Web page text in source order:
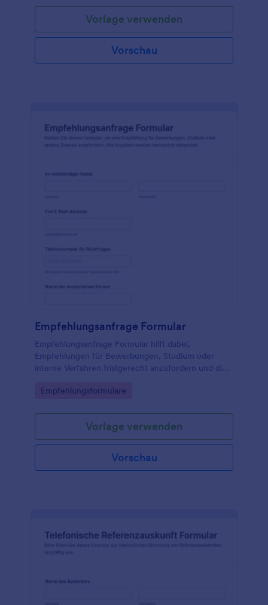
Vorlage verwenden
Vorschau
Empfehlungsanfrage Formular
Empfehlungsanfrage Formular hilft dabei,
Empfehlungen für Bewerbungen, Studium oder
interne Verfahren fristgerecht anzufordern und die
Privatpersonen, Hochschulen und Organisationen.
Go to Category:
Empfehlungsformulare
Vorlage verwenden
Vorschau